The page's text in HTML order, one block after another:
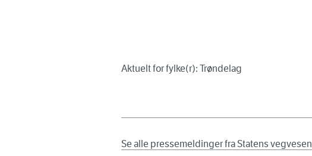
Aktuelt for fylke(r): Trøndelag
Se alle pressemeldinger fra Statens vegvesen